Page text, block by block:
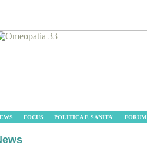
FOCUS POLITICA E SANITA' FORUM